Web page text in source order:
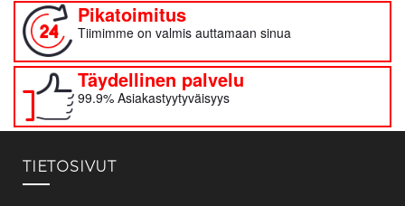
Pikatoimitus
Tiimimme on valmis auttamaan sinua
Täydellinen palvelu
99.9% Asiakastyytyväisyys
TIETOSIVUT